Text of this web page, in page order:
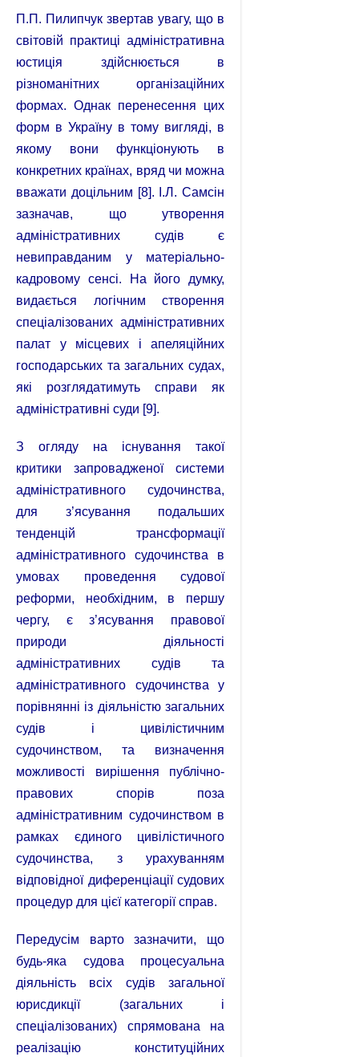
П.П. Пилипчук звертав увагу, що в
світовій практиці адміністративна
юстиція здійснюється в
різноманітних організаційних
формах. Однак перенесення цих
форм в Україну в тому вигляді, в
якому вони функціонують в
конкретних країнах, вряд чи можна
вважати доцільним [8]. І.Л. Самсін
зазначав, що утворення
адміністративних судів є
невиправданим у матеріально-
кадровому сенсі. На його думку,
видається логічним створення
спеціалізованих адміністративних
палат у місцевих і апеляційних
господарських та загальних судах,
які розглядатимуть справи як
адміністративні суди [9].
З огляду на існування такої
критики запровадженої системи
адміністративного судочинства,
для з’ясування подальших
тенденцій трансформації
адміністративного судочинства в
умовах проведення судової
реформи, необхідним, в першу
чергу, є з’ясування правової
природи діяльності
адміністративних судів та
адміністративного судочинства у
порівнянні із діяльністю загальних
судів і цивілістичним
судочинством, та визначення
можливості вирішення публічно-
правових спорів поза
адміністративним судочинством в
рамках єдиного цивілістичного
судочинства, з урахуванням
відповідної диференціації судових
процедур для цієї категорії справ.
Передусім варто зазначити, що
будь-яка судова процесуальна
діяльність всіх судів загальної
юрисдикції (загальних і
спеціалізованих) спрямована на
реалізацію конституційних